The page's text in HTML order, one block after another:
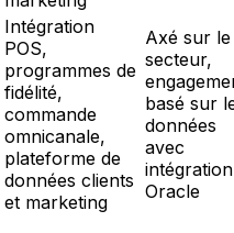
Intégration
POS,
programmes de
fidélité,
commande
omnicanale,
plateforme de
données clients
et marketing
Axé sur le
secteur,
basé sur
données
avec
intégration
Oracle